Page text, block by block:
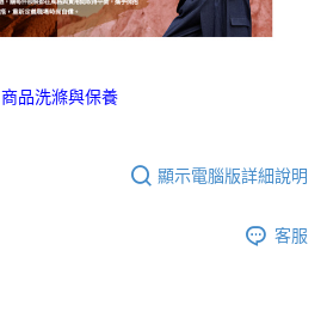
商品洗滌與保養
顯示電腦版詳細說明
客服